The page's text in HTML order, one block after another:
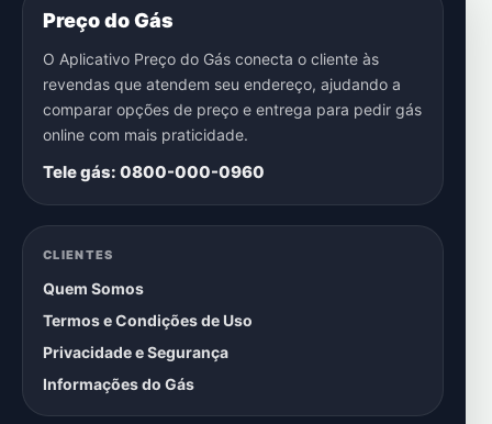
Preço do Gás
O Aplicativo Preço do Gás conecta o cliente às
revendas que atendem seu endereço, ajudando a
comparar opções de preço e entrega para pedir gás
online com mais praticidade.
Tele gás: 0800-000-0960
CLIENTES
Quem Somos
Termos e Condições de Uso
Privacidade e Segurança
Informações do Gás